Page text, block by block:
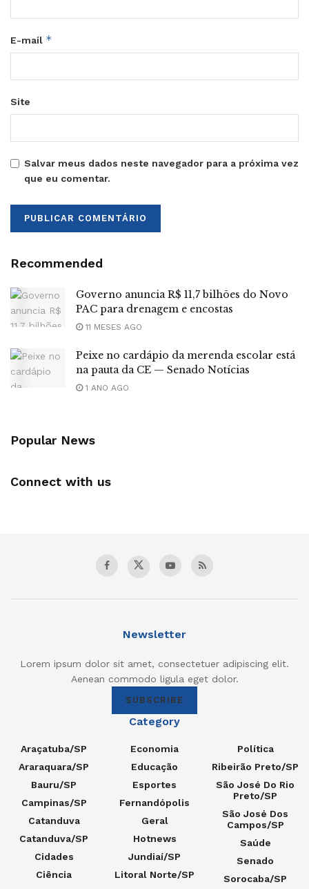
E-mail *
Site
Salvar meus dados neste navegador para a próxima vez
que eu comentar.
Recommended
Governo anuncia R$ 11,7 bilhões do Novo
PAC para drenagem e encostas
11 MESES AGO
Peixe no cardápio da merenda escolar está
na pauta da CE — Senado Notícias
1 ANO AGO
Popular News
Connect with us
Newsletter
Lorem ipsum dolor sit amet, consectetuer adipiscing elit.
Aenean commodo ligula eget dolor.
SUBSCRIBE
Category
Araçatuba/SP
Araraquara/SP
Bauru/SP
Campinas/SP
Catanduva
Catanduva/SP
Cidades
Ciência
Economia
Educação
Esportes
Fernandópolis
Geral
Hotnews
Jundiaí/SP
Litoral Norte/SP
Política
Ribeirão Preto/SP
São José Do Rio
Preto/SP
São José Dos
Campos/SP
Saúde
Senado
Sorocaba/SP